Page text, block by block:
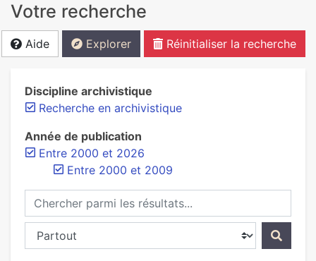
Votre recherche
Aide Explorer Réinitialiser la recherche
Discipline archivistique
Recherche en archivistique
Année de publication
Entre 2000 et 2026
Entre 2000 et 2009
Chercher parmi les résultats...
Chercher dans...